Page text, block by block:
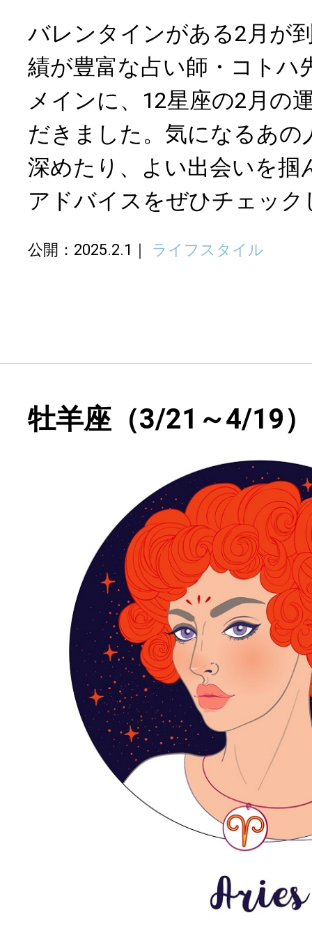
バレンタインがある2月が
績が豊富な占い師・コトハ
メインに、12星座の2月の
だきました。気になるあの
深めたり、よい出会いを掴
アドバイスをぜひチェッ
公開：2025.2.1 ライフスタイル
牡羊座（3/21～4/19）